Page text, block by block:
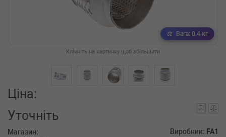
Вага: 0.4 кг
Клікніть на картинку щоб збільшити
Ціна:
Уточніть
Магазин:
Виробник: FA1